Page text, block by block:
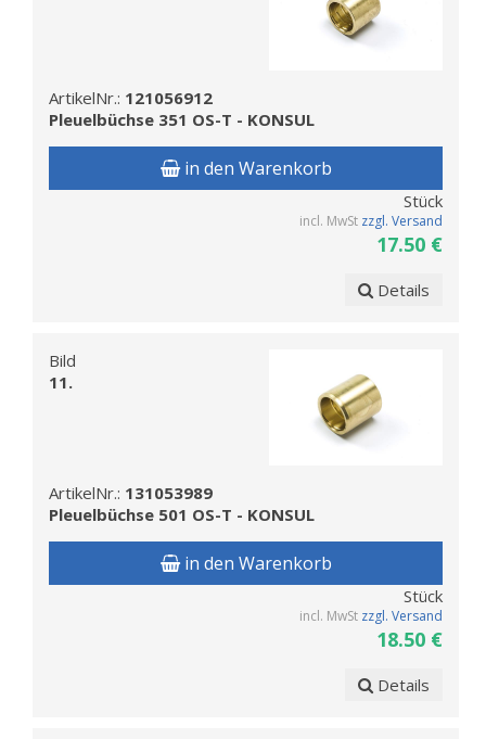
ArtikelNr.: 121056912
Pleuelbüchse 351 OS-T - KONSUL
in den Warenkorb
Stück
incl. MwSt zzgl. Versand
17.50 €
Details
Bild
11.
ArtikelNr.: 131053989
Pleuelbüchse 501 OS-T - KONSUL
in den Warenkorb
Stück
incl. MwSt zzgl. Versand
18.50 €
Details